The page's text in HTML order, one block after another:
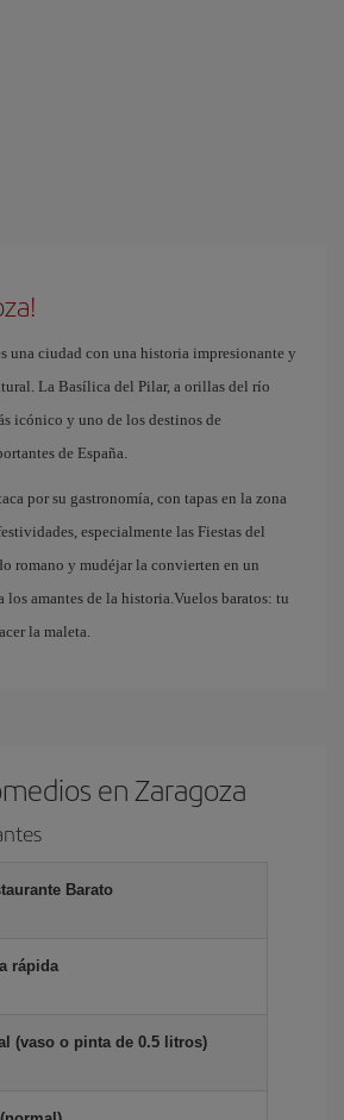
una ciudad con una historia impresionante y
La Basílica del Pilar, a orillas del río
icónico y uno de los destinos de
de España.
por su gastronomía, con tapas en la zona
especialmente las Fiestas del
romano y mudéjar la convierten en un
los amantes de la historia.Vuelos baratos: tu
la maleta.
en Zaragoza
Barato
rápida
(vaso o pinta de 0.5 litros)